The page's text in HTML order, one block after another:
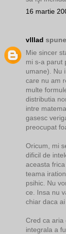
16 martie
vlllad
Mie sincer
mi s-a parut
umane). Nu
care nu am
multe
distributia
intre
gasesc
preocupat
Oricum, mi
dificil de
aceasta
teama
psihic. Nu
ce. Insa nu
chiar daca
Cred ca aria
integrala a